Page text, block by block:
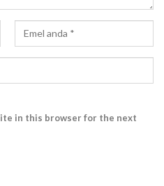
in this browser for the next